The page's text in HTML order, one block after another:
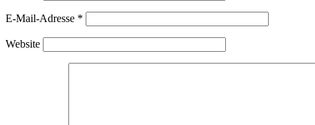
E-Mail-Adresse *
Website